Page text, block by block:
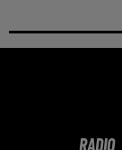
RADIO